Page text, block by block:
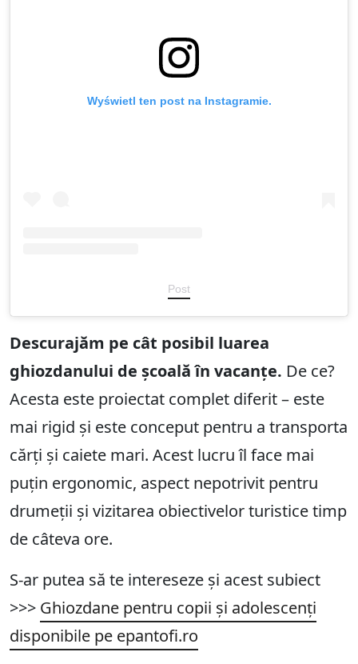
Wyświetl ten post na Instagramie.
Post
Descurajăm pe cât posibil luarea
ghiozdanului de școală în vacanțe. De ce?
Acesta este proiectat complet diferit – este
mai rigid și este conceput pentru a transporta
cărți și caiete mari. Acest lucru îl face mai
puțin ergonomic, aspect nepotrivit pentru
drumeții și vizitarea obiectivelor turistice timp
de câteva ore.
S-ar putea să te intereseze și acest subiect
>>> Ghiozdane pentru copii și adolescenți
disponibile pe epantofi.ro